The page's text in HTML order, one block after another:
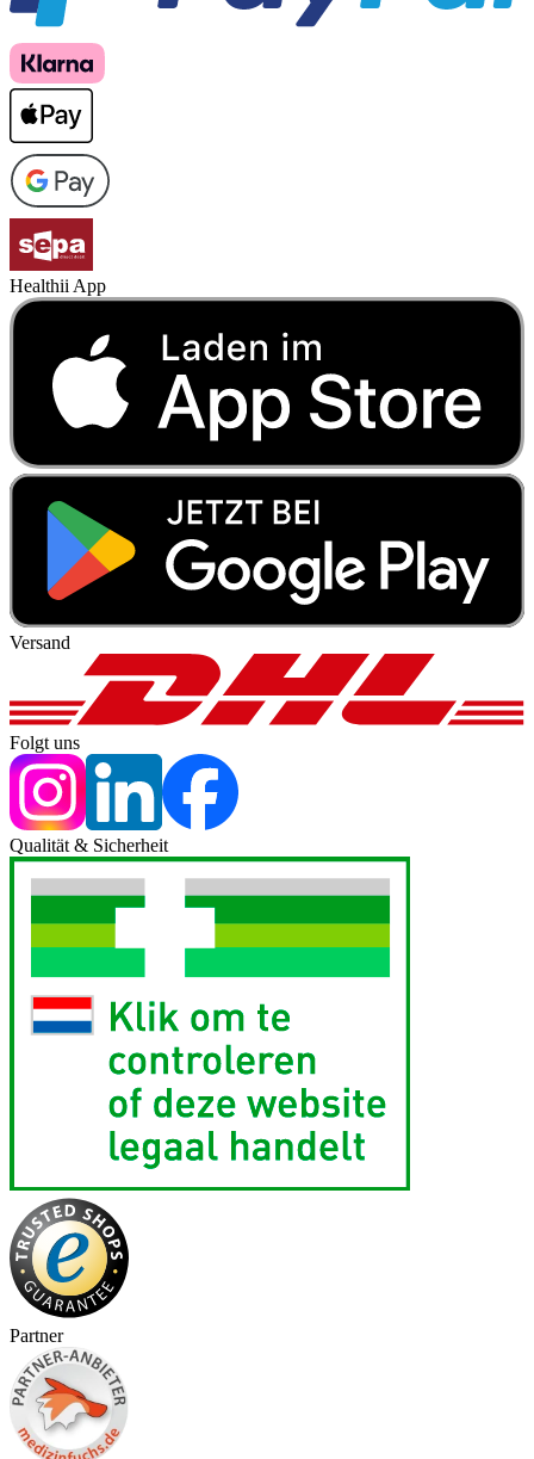
Healthii App
Versand
Folgt uns
Qualität & Sicherheit
Partner